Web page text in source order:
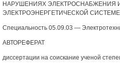
НАРУШЕНИЯХ ЭЛЕКТРОСНАБЖЕНИЯ
ЭЛЕКТРОЭНЕРГЕТИЧЕСКОЙ СИСТЕМЕ
Специальность 05.09.03 —
АВТОРЕФЕРАТ
диссертации на соискание ученой